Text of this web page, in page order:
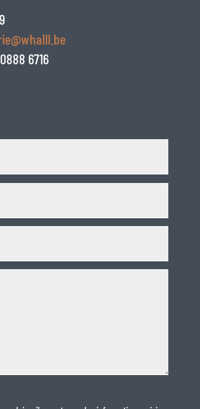
6716